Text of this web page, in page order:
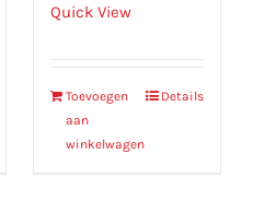
Quick View
Toevoegen
aan
winkelwagen
Details